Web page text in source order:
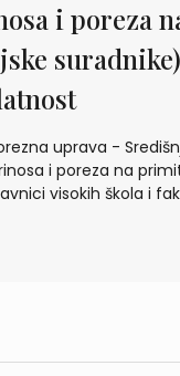
i poreza
uprava -
i poreza na
visokih škola i